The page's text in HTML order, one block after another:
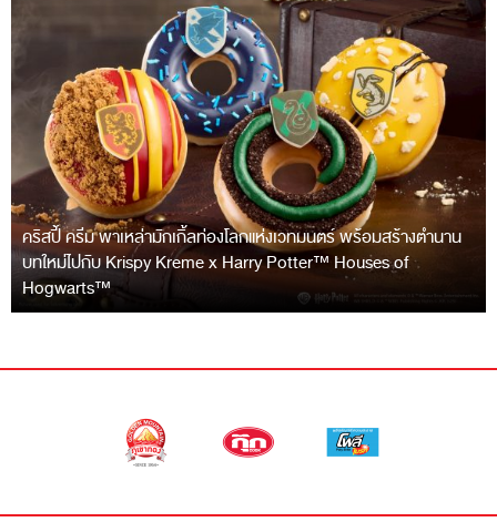
คริสปี้ ครีม พาเหล่ามักเกิ้ลท่องโลกแห่งเวทมนตร์ พร้อมสร้างตำนาน
บทใหม่ไปกับ Krispy Kreme x Harry Potter™ Houses of
Hogwarts™